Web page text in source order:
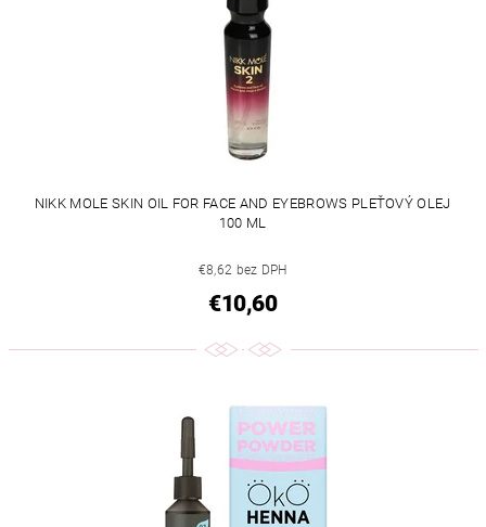
NIKK MOLE SKIN OIL FOR FACE AND EYEBROWS PLEŤOVÝ OLEJ
100 ML
€8,62 bez DPH
€10,60